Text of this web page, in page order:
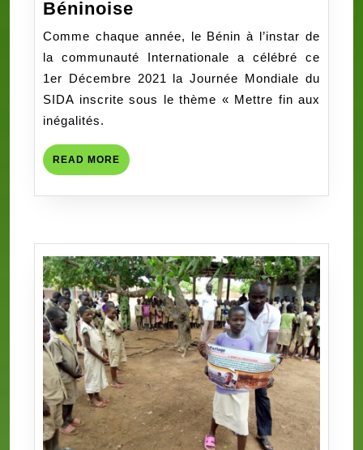
Béninoise
Groupe
Bolloré
soucieux
de
Béninoise
Comme chaque année, le Bénin à l’instar de
la communauté Internationale a célébré ce
1er Décembre 2021 la Journée Mondiale du
SIDA inscrite sous le thème « Mettre fin aux
inégalités.
READ MORE READ
MORE